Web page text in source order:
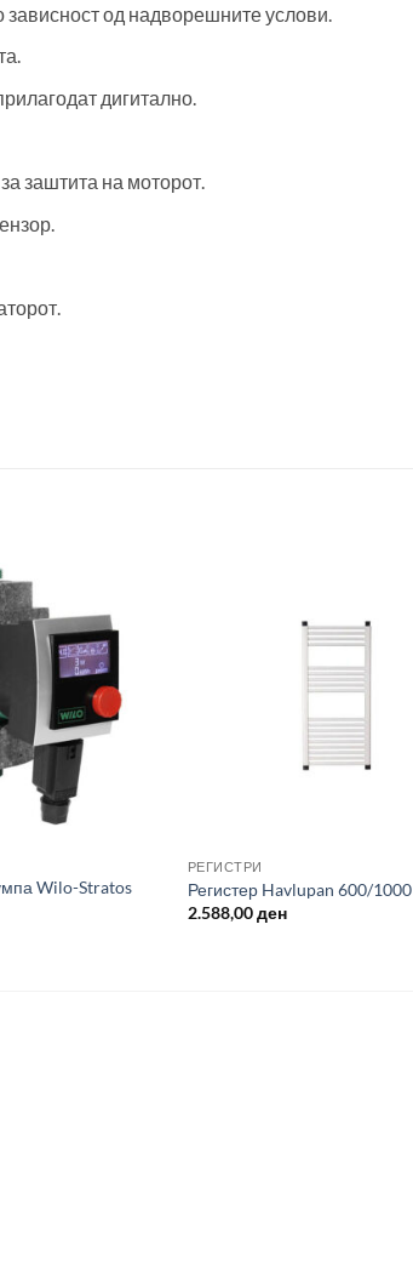
од надворешните услови.
дигитално.
заштита на моторот.
Wilo-Stratos
РЕГИСТРИ
Регистер Havlupan 600/1000
2.588,00ден